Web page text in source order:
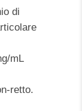
di
mL
retto.